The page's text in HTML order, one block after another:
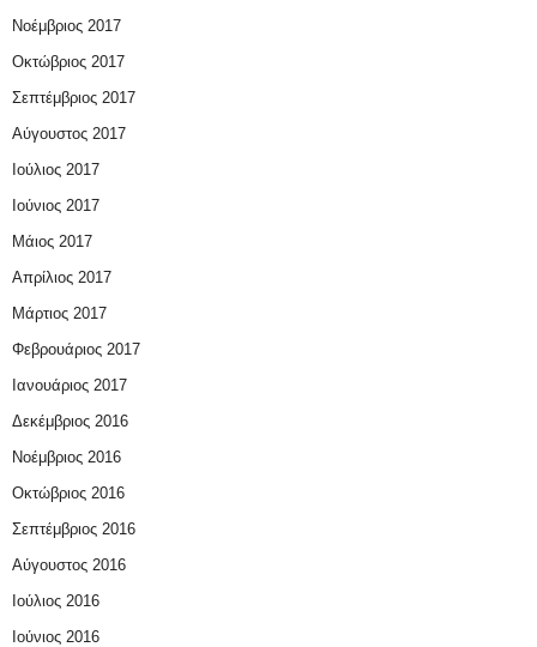
Νοέμβριος 2017
Οκτώβριος 2017
Σεπτέμβριος 2017
Αύγουστος 2017
Ιούλιος 2017
Ιούνιος 2017
Μάιος 2017
Απρίλιος 2017
Μάρτιος 2017
Φεβρουάριος 2017
Ιανουάριος 2017
Δεκέμβριος 2016
Νοέμβριος 2016
Οκτώβριος 2016
Σεπτέμβριος 2016
Αύγουστος 2016
Ιούλιος 2016
Ιούνιος 2016